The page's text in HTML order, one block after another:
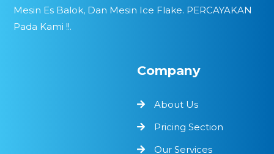
Mesin Es Balok, Dan Mesin Ice Flake. PERCAYAKAN
Pada Kami !!.
Company
About Us
Pricing Section
Our Services